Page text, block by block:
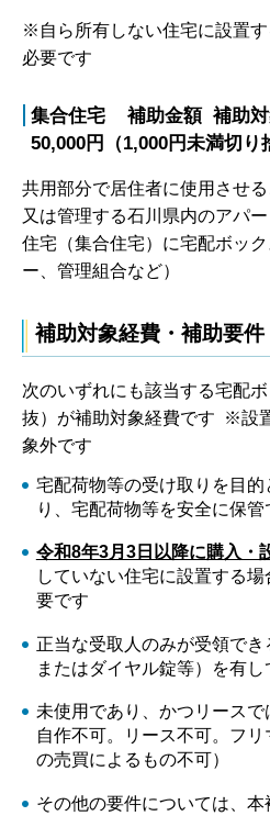
※自ら所有しない住宅に設置
必要です
集合住宅 補助金額 補助対
50,000円（1,000円未満切り
共用部分で居住者に使用させ
又は管理する石川県内のアパ
住宅（集合住宅）に宅配ボッ
ー、管理組合など）
補助対象経費・補助要件
次のいずれにも該当する宅配
抜）が補助対象経費です ※設
象外です
宅配荷物等の受け取りを目
り、宅配荷物等を安全に保
令和8年3月3日以降に購入・
していない住宅に設置する
要です
正当な受取人のみが受領で
またはダイヤル錠等）を有
未使用であり、かつリース
自作不可。リース不可。フ
の売買によるもの不可）
その他の要件については、本